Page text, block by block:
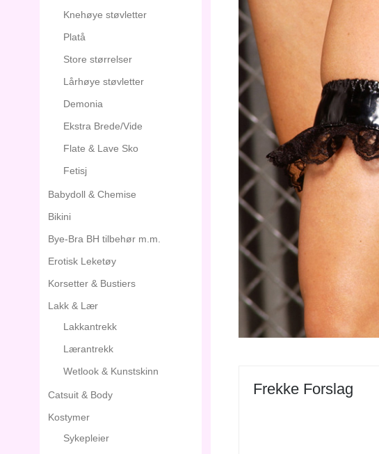
Frekke Forslag
Knehøye støvletter
Platå
Store størrelser
Lårhøye støvletter
Demonia
Ekstra Brede/Vide
Flate & Lave Sko
Fetisj
Babydoll & Chemise
Bikini
Bye-Bra BH tilbehør m.m.
Erotisk Leketøy
Korsetter & Bustiers
Lakk & Lær
Lakkantrekk
Lærantrekk
Wetlook & Kunstskinn
Catsuit & Body
Kostymer
Sykepleier